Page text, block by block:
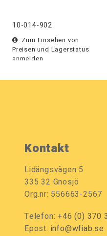
10-014-902
Zum Einsehen von
Preisen und Lagerstatus
anmelden.
Kontakt
Lidängsvägen 5
335 32 Gnosjö
Org.nr: 556663-2567
Telefon:+46 (0) 370
Epost: info@wfiab.se